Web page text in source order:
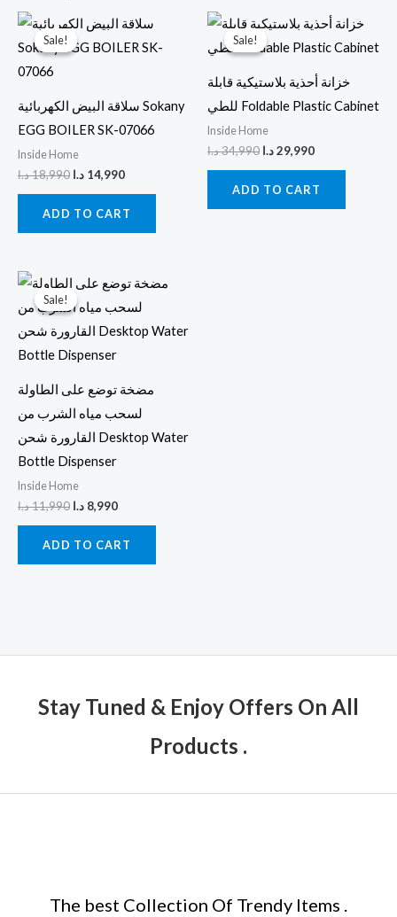
Sale!
Sale!
سلاقة البيض الكهربائية Sokany
EGG BOILER SK-07066
Inside Home
18,990د.ا
Original
price
was:
14,990 د.ا
Current
price
is:
ADD TO CART
Sale!
Sale!
خزانة أحذية بلاستيكية قابلة
للطي Foldable Plastic Cabinet
Inside Home
34,990د.ا
Original
price
was:
29,990د.ا
Current
price
is:
ADD TO CART
Sale!
Sale!
مضخة توضع على الطاولة
لسحب مياه الشرب من
القارورة شحن Desktop Water
Bottle Dispenser
Inside Home
11,990د.ا
Original
price
was:
8,990 د.ا
Current
price
is:
8,990 د.ا.
ADD TO CART
Stay Tuned & Enjoy Offers On All
Products .
The best Collection Of Trendy Items .